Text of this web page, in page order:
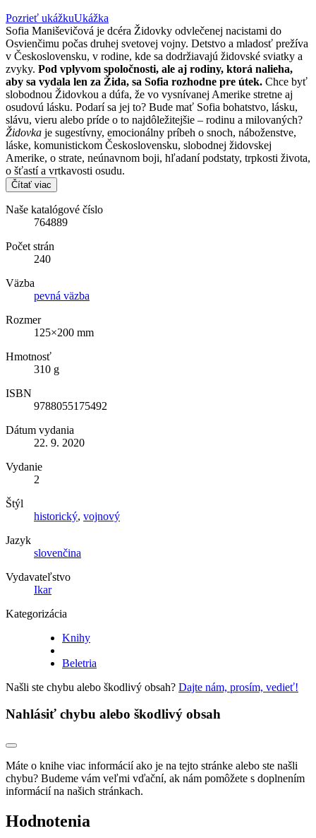
Pozrieť ukážkuUkážka
Sofia Maniševičová je dcéra Židovky odvlečenej nacistami do
Osvienčimu počas druhej svetovej vojny. Detstvo a mladosť prežíva
v Československu, v rodine, kde sa dodržiavajú židovské sviatky a
zvyky. Pod vplyvom spoločnosti, ale aj rodiny, ktorá nalieha,
aby sa vydala len za Žida, sa Sofia rozhodne pre útek. Chce byť
slobodnou Židovkou a dúfa, že vo vysnívanej Amerike stretne aj
osudovú lásku. Podarí sa jej to? Bude mať Sofia bohatstvo, lásku,
slávu, vieru alebo príde o to najdôležitejšie – rodinu a milovaných?
Židovka je sugestívny, emocionálny príbeh o snoch, náboženstve,
láske, komunistickom Československu, slobodnej židovskej
Amerike, o strate, neúnavnom boji, hľadaní podstaty, trpkosti života,
o šťastí a vrtkavosti osudu.
Čítať viac
Naše katalógové číslo
764889
Počet strán
240
Väzba
pevná väzba
Rozmer
125×200 mm
Hmotnosť
310 g
ISBN
9788055175492
Dátum vydania
22. 9. 2020
Vydanie
2
Štýl
historický, vojnový
Jazyk
slovenčina
Vydavateľstvo
Ikar
Kategorizácia
Knihy
Beletria
Našli ste chybu alebo škodlivý obsah? Dajte nám, prosím, vedieť!
Nahlásiť chybu alebo škodlivý obsah
Máte o knihe viac informácií ako je na tejto stránke alebo ste našli
chybu? Budeme vám veľmi vďační, ak nám pomôžete s doplnením
informácií na našich stránkach.
Hodnotenia